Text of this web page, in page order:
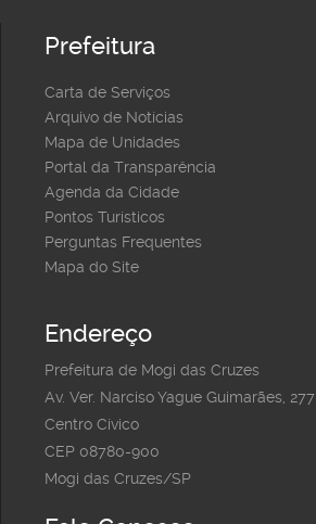
Prefeitura
Carta de Serviços
Arquivo de Notícias
Mapa de Unidades
Portal da Transparência
Agenda da Cidade
Pontos Turísticos
Perguntas Frequentes
Mapa do Site
Endereço
Prefeitura de Mogi das Cruzes
Av. Ver. Narciso Yague Guimarães, 277
Centro Cívico
CEP 08780-900
Mogi das Cruzes/SP